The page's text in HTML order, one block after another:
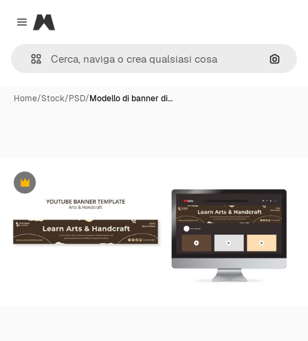
Close menu
Magnific
Cerca
Home/Stock/PSD/Modello di banner di…
Premium